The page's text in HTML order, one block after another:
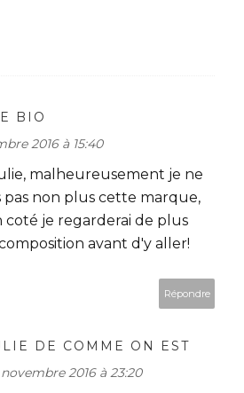
BIO
2016 à 15:40
malheureusement je ne
pas non plus cette marque,
coté je regarderai de plus
avant d'y aller!
Répondre
DE COMME ON EST
2016 à 23:20